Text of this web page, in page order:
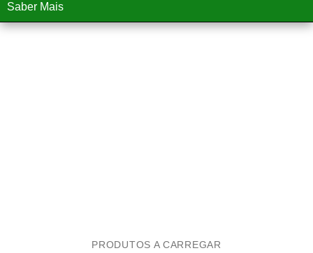
Saber Mais
PRODUTOS A CARREGAR